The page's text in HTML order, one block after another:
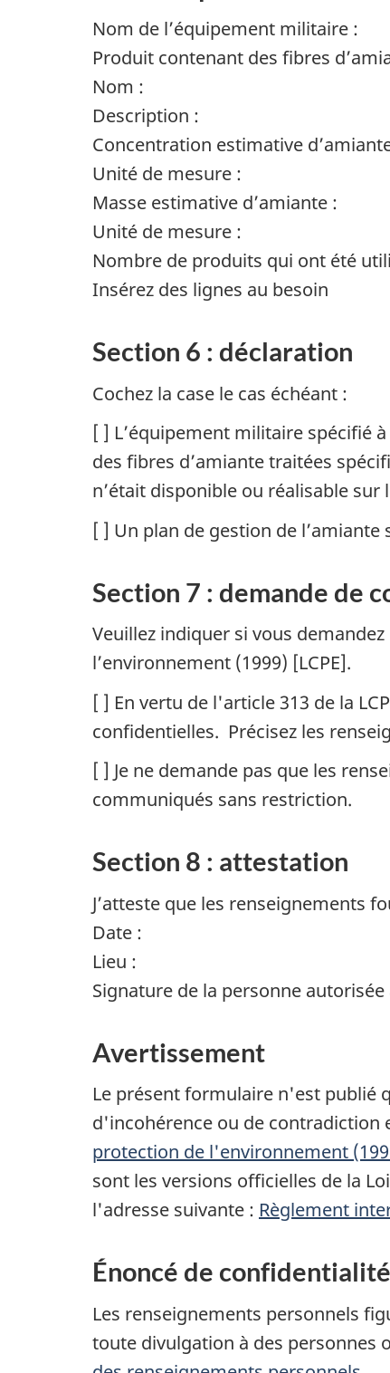
Nom de l’équipement militaire :
Produit contenant des fibres
Nom :
Description :
Concentration estimative
Unité de mesure :
Masse estimative d’amiante :
Unité de mesure :
Nombre de produits qui ont été
Insérez des lignes au besoin
Section 6 : déclaration
Cochez la case le cas échéant :
[ ] L’équipement militaire spécifié
des fibres d’amiante traitées
n’était disponible ou réalisable
[ ] Un plan de gestion de
Section 7 : demande de
Veuillez indiquer si vous
l’environnement (1999) [LCPE].
[ ] En vertu de l'article 313 de la
confidentielles. Précisez les
[ ] Je ne demande pas que les
communiqués sans restriction.
Section 8 : attestation
J’atteste que les renseignements
Date :
Lieu :
Signature de la personne
Avertissement
Le présent formulaire n'est publié
d'incohérence ou de
protection de l'environnement
sont les versions officielles de la
l'adresse suivante : Règlement
Énoncé de confidentialité
Les renseignements personnels
toute divulgation à des personnes